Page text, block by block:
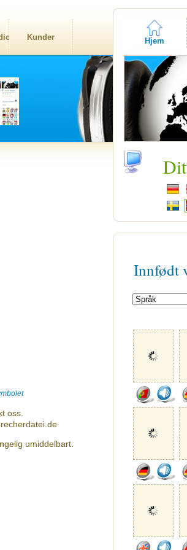
Kunder Hjem
oss.
umiddelbart.
Innfødt